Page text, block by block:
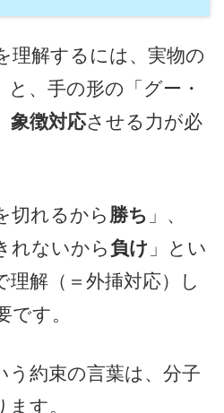
理解するには、実物の
と、手の形の「グー・
象徴対応させる力が必
切れるから 勝ち 」、
れないから 負け 」とい
理解（＝外挿対応）し
です。
う約束の言葉は、分子
す。